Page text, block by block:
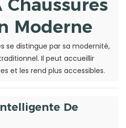
Chaussures
Moderne
se distingue par sa modernité,
Il peut accueillir
et les rend plus accessibles.
De